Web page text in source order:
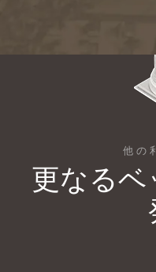
他の
更なる